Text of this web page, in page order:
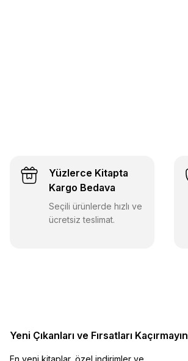
Yüzlerce Kitapta
Kargo Bedava
Seçili ürünlerde hızlı ve
ücretsiz teslimat.
Yeni Çıkanları ve Fırsatları Kaçırmayın
En yeni kitaplar, özel indirimler ve